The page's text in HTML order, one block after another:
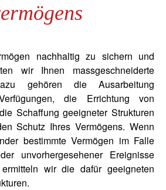
nachhaltig zu sichern und
wir Ihnen massgeschneiderte
gehören die Ausarbeitung
die Errichtung von
Schaffung geeigneter Strukturen
Schutz Ihres Vermögens. Wenn
bestimmte Vermögen im Falle
unvorhergesehener Ereignisse
wir die dafür geeigneten